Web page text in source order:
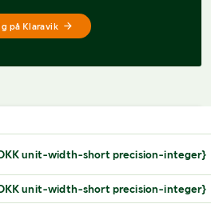
på Klaravik
unit-width-short precision-integer}
unit-width-short precision-integer}